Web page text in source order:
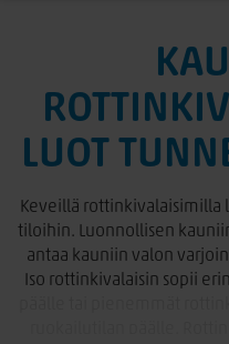
LUOT
Keveillä rottinkivalaisimilla
tiloihin. Luonnollisen
antaa kauniin valon
Iso rottinkivalaisin sopii